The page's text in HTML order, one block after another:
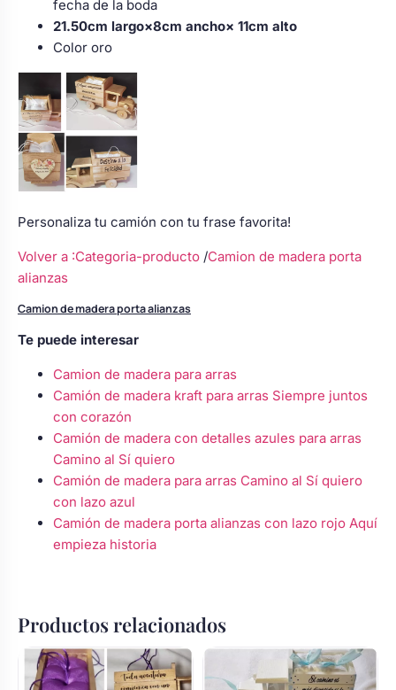
fecha de la boda
21.50cm largo×8cm ancho× 11cm alto
Color oro
Personaliza tu camión con tu frase favorita!
Volver a :Categoria-producto /Camion de madera porta
alianzas
Camion de madera porta alianzas
Te puede interesar
Camion de madera para arras
Camión de madera kraft para arras Siempre juntos
con corazón
Camión de madera con detalles azules para arras
Camino al Sí quiero
Camión de madera para arras Camino al Sí quiero
con lazo azul
Camión de madera porta alianzas con lazo rojo Aquí
empieza historia
Productos relacionados